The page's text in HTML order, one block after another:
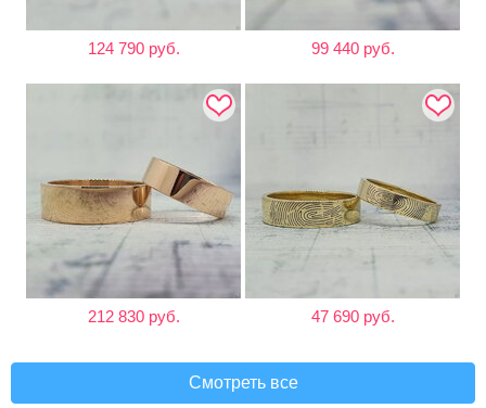
124 790 руб. 99 440 руб.
212 830 руб. 47 690 руб.
Смотреть все